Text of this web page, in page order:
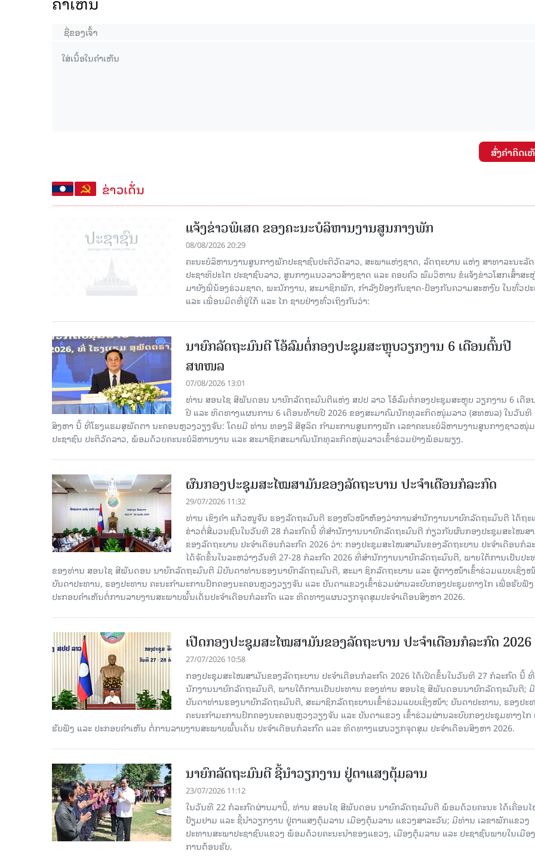
ສົ່ງຄໍາຄິດເ
ຂ່າວເດັ່ນ
ແຈ້ງຂ່າວພິເສດ ຂອງຄະນະບໍລິຫານງານສູນກາງພັກ
08/08/2026 20:29
ຄະນະບໍລິຫານງານສູນກາງພັກປະຊາຊົນປະຕິວັດລາວ, ສະພາແຫ່ງຊາດ, ລັດຖະບານ ແຫ່ງ ສາທາລະນະລັດ
ປະຊາທິປະໄຕ ປະຊາຊົນລາວ, ສູນກາງແນວລາວສ້າງຊາດ ແລະ ຄອບຄົວ ພົມວິຫານ ຂໍແຈ້ງຂ່າວໂສກເສົ້າສະ
ມາຍັງພີ່ນ້ອງຮ່ວມຊາດ, ພະນັກງານ, ສະມາຊິກພັກ, ກຳລັງປ້ອງກັນຊາດ-ປ້ອງກັນຄວາມສະຫງົບ ໃນທົ່ວປ
ແລະ ເພື່ອນມິດທີ່ຢູ່ໃກ້ ແລະ ໄກ ຊາບຢ່າງທົ່ວເຖິງກັນວ່າ:
ນາຍົກລັດຖະມົນຕີ ໂອ້ລົມຕໍ່ກອງປະຊຸມສະຫຼຸບວຽກງານ 6 ເດືອນຕົ້ນປີ
ສທໜລ
07/08/2026 13:01
ທ່ານ ສອນໄຊ ສີພັນດອນ ນາຍົກລັດຖະມົນຕີແຫ່ງ ສປປ ລາວ ໂອ້ລົມຕໍ່ກອງປະຊຸມສະຫຼຸບ ວຽກງານ 6 ເດືອ
ປີ ແລະ ທິດທາງແຜນການ 6 ເດືອນທ້າຍປີ 2026 ຂອງສະມາຄົມນັກທຸລະກິດໜຸ່ມລາວ (ສທໜລ) ໃນວັນທີ
ສິງຫາ ນີ້ ທີ່ໂຮງແຮມສຸພັດຕາ ນະຄອນຫຼວງວຽງຈັນ: ໂດຍມີ ທ່ານ ທອງລີ ສີສຸລິດ ກໍາມະການສູນກາງພັກ ເລຂາຄະນະບໍລິຫານງານສູນກາງຊາວໜຸ່ມ
ປະຊາຊົນ ປະຕິວັດລາວ, ພ້ອມດ້ວຍຄະນະບໍລິຫານງານ ແລະ ສະມາຊິກສະມາຄົມນັກທຸລະກິດໜຸ່ມລາວເຂົ້າຮ່ວມຢ່າງພ້ອມພຽງ.
ຜົນກອງປະຊຸມສະໄໝສາມັນຂອງລັດຖະບານ ປະຈຳເດືອນກໍລະກົດ
29/07/2026 11:32
ທ່ານ ເຂິງຄໍາ ແກ້ວໜູຈັນ ຮອງລັດຖະມົນຕີ ຮອງຫົວໜ້າຫ້ອງວ່າການສໍານັກງານນາຍົກລັດຖະມົນຕີ ໄດ້ຖະ
ຂ່າວຕໍ່ສື່ມວນຊົນໃນວັນທີ 28 ກໍລະກົດນີ້ ທີ່ສໍານັກງານນາຍົກລັດຖະມົນຕີ ກ່ຽວກັບຜົນກອງປະຊຸມສະໄໝສ
ຂອງລັດຖະບານ ປະຈຳເດືອນກໍລະກົດ 2026 ວ່າ: ກອງປະຊຸມສະໄໝສາມັນຂອງລັດຖະບານ ປະຈຳເດືອນກໍລ
ໄດ້ຈັດຂຶ້ນໃນລະຫວ່າງວັນທີ 27-28 ກໍລະກົດ 2026 ທີ່ສໍານັກງານນາຍົກລັດຖະມົນຕີ, ພາຍໃຕ້ການເປັນປະ
ຂອງທ່ານ ສອນໄຊ ສີພັນດອນ ນາຍົກລັດຖະມົນຕີ ມີບັນດາທ່ານຮອງນາຍົກລັດຖະມົນຕີ, ສະມາ ຊິກລັດຖະບານ ແລະ ຜູ້ຕາງໜ້າເຂົ້າຮ່ວມແບບເຊິ່ງ
ບັນດາປະທານ, ຮອງປະທານ ຄະນະກຳມະການປົກຄອງນະຄອນຫຼວງວຽງຈັນ ແລະ ບັນດາແຂວງເຂົ້າຮ່ວມຜ່ານລະບົບກອງປະຊຸມທາງໄກ ເພື່ອຮັບຟັ
ປະກອບຄຳເຫັນຕໍ່ການລາຍງານສະພາບພົ້ນເດັ່ນປະຈຳເດືອນກໍລະກົດ ແລະ ທິດທາງແຜນວຽກຈຸດສຸມປະຈຳເດືອນສິງຫາ 2026.
ເປີດກອງປະຊຸມສະໄໝສາມັນຂອງລັດຖະບານ ປະຈໍາເດືອນກໍລະກົດ 2026
27/07/2026 10:58
ກອງປະຊຸມສະໄໝສາມັນຂອງລັດຖະບານ ປະຈຳເດືອນກໍລະກົດ 2026 ໄດ້ເປີດຂຶ້ນໃນວັນທີ 27 ກໍລະກົດ ນີ້
ນັກງານນາຍົກລັດຖະມົນຕີ, ພາຍໃຕ້ການເປັນປະທານ ຂອງທ່ານ ສອນໄຊ ສີພັນດອນນາຍົກລັດຖະມົນຕີ; ມີ
ບັນດາທ່ານຮອງນາຍົກລັດຖະມົນຕີ, ສະມາຊິກລັດຖະບານເຂົ້າ​ຮ່ວມ​ແບບ​ເຊິ່ງ​ໜ້າ; ບັນດາປະທານ, ຮອງປະ
ຄະນະກຳມະການປົກຄອງນະຄອນຫຼວງວຽງຈັນ ແລະ ບັນດາແຂວງ ເຂົ້າຮ່ວມຜ່ານລະບົບກອງປະຊຸມທາງໄກ
ຮັບຟັງ ແລະ ປະກອບຄຳເຫັນ ຕໍ່ການລາຍງານສະພາບພົ້ນເດັ່ນ ປະຈຳເດືອນກໍລະກົດ ແລະ ທິດທາງແຜນວຽກຈຸດສຸມ ປະຈຳເດືອນສິງຫາ 2026.
ນາຍົກລັດຖະມົນຕີ ຊີ້ນຳວຽກງານ ຢູ່ຕາແສງຕຸ້ມລານ
23/07/2026 11:12
ໃນວັນທີ 22 ກໍລະກົດຜ່ານມານີ້, ທ່ານ ສອນໄຊ ສີພັນດອນ ນາຍົກລັດຖະມົນຕີ ພ້ອມດ້ວຍຄະນະ ໄດ້ເຄື່ອນ
ຢ້ຽມຢາມ ແລະ ຊີ້ນໍາວຽກງານ ຢູ່ຕາແສງຕຸ້ມລານ ເມືອງຕຸ້ມລານ ແຂວງສາລະວັນ; ມີທ່ານ ເລຂາພັກແຂວງ
ປະທານສະພາປະຊາຊົນແຂວງ ພ້ອມດ້ວຍຄະນະນຳຂອງແຂວງ, ເມືອງຕຸ້ມລານ ແລະ ປະຊາຊົນພາຍໃນເມືອ
ການຕ້ອນຮັບ.